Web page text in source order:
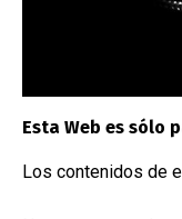
Esta Web es sólo
Los contenidos de